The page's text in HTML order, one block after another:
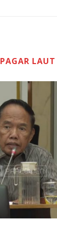
PAGAR LAUT